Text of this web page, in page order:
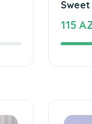
115